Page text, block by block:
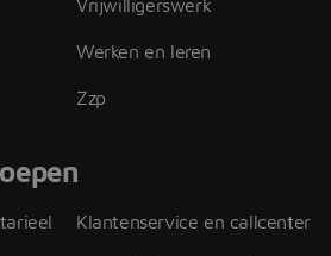
Vrijwilligerswerk
Werken en leren
Zzp
Klantenservice en callcenter